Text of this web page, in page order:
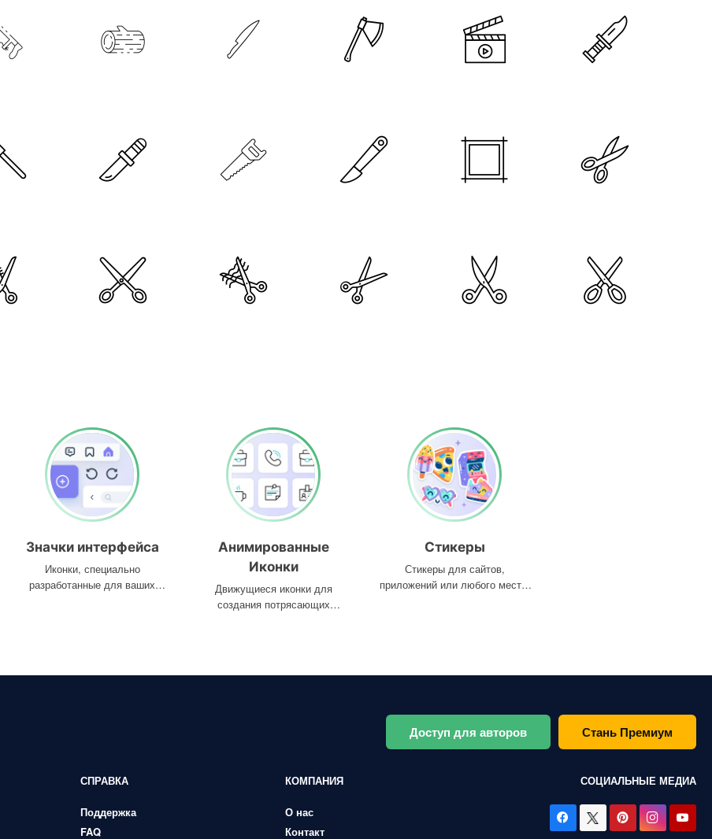
Значки интерфейса
Иконки, специально
разработанные для ваших
Анимированные
Иконки
Движущиеся иконки для
создания потрясающих
Стикеры
Стикеры для сайтов,
приложений или любого места,
Доступ для авторов Стань Премиум
СПРАВКА
Поддержка
FAQ
КОМПАНИЯ
О нас
Контакт
СОЦИАЛЬНЫЕ МЕДИА